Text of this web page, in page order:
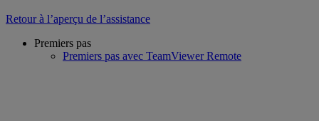
Retour à l’aperçu de l’assistance
Premiers pas
Premiers pas avec TeamViewer Remote